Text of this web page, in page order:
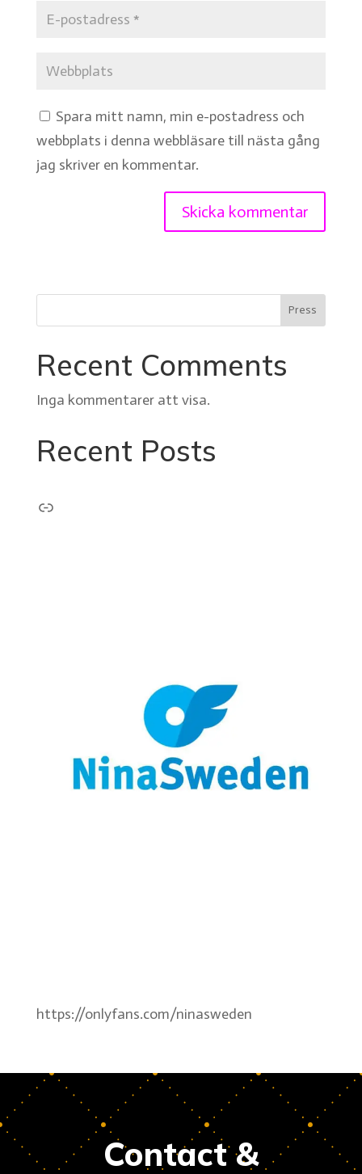
Spara mitt namn, min e-postadress och
webbplats i denna webbläsare till nästa gång
jag skriver en kommentar.
Press
Recent Comments
Inga kommentarer att visa.
Recent Posts
Länk
https://onlyfans.com/ninasweden
Contact &